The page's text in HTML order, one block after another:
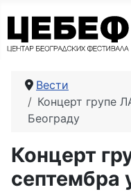
Вести
Концерт групе
Београду
Концерт
септембра